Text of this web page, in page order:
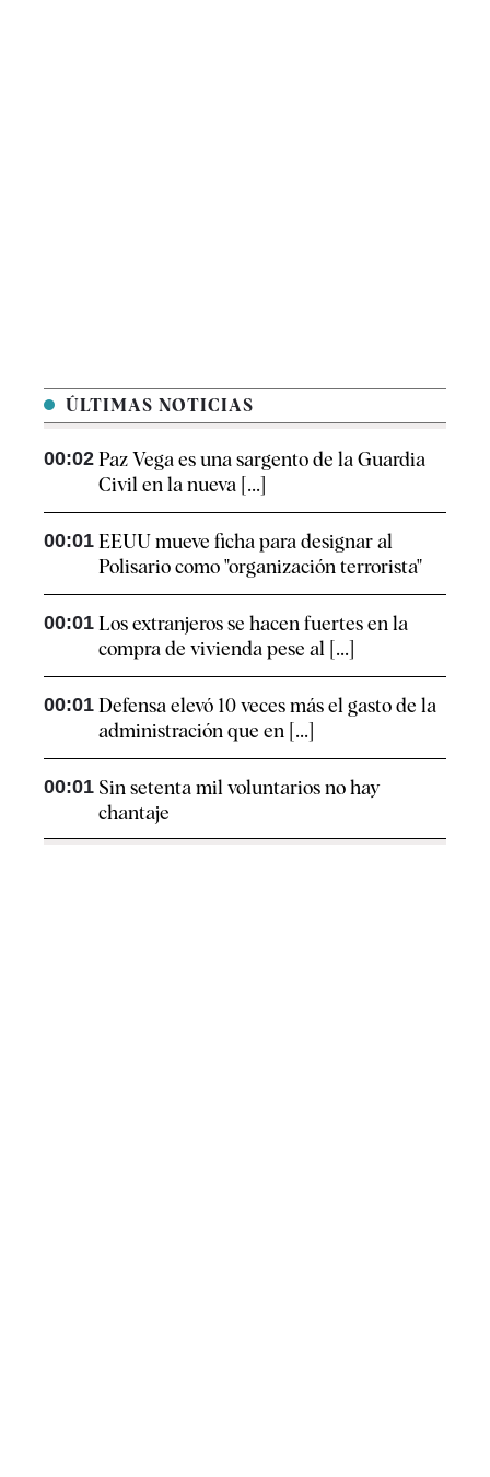
ÚLTIMAS NOTICIAS
00:02 Paz Vega es una sargento de la Guardia
Civil en la nueva [...]
00:01 EEUU mueve ficha para designar al
Polisario como "organización terrorista"
00:01 Los extranjeros se hacen fuertes en la
compra de vivienda pese al [...]
00:01 Defensa elevó 10 veces más el gasto de la
administración que en [...]
00:01 Sin setenta mil voluntarios no hay
chantaje